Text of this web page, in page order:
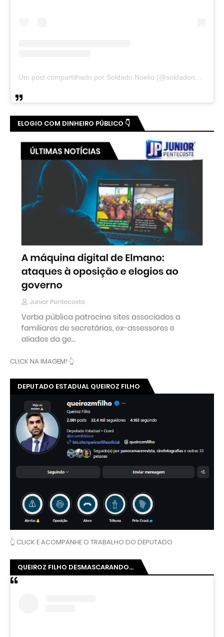
Um post compartilhado por Soldado Noelio (@soldadonoelio)
ELOGIO COM DINHEIRO PÚBLICO 👇
CLICK NA IMAGEM! 👆
DEPUTADO ESTADUAL QUEIROZ FILHO
👆 CLICK E ACOMPANHE O TRABALHO DO DEPUTADO
QUEIROZ FILHO DESMASCARANDO...